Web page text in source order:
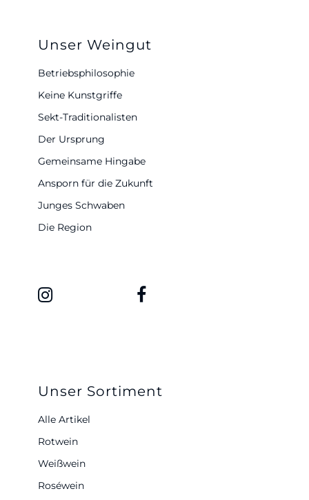
Unser Weingut
Betriebsphilosophie
Keine Kunstgriffe
Sekt-Traditionalisten
Der Ursprung
Gemeinsame Hingabe
Ansporn für die Zukunft
Junges Schwaben
Die Region
Unser Sortiment
Alle Artikel
Rotwein
Weißwein
Roséwein